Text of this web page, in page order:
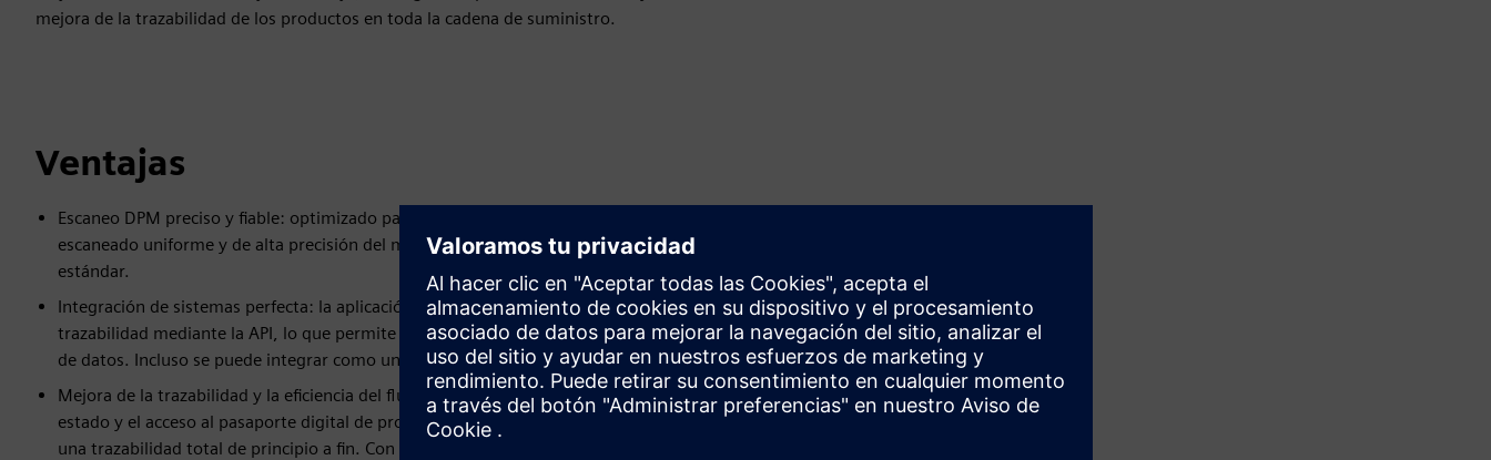
mejora de la trazabilidad de los productos en toda la cadena de suministro.
Ventajas
Escaneo DPM preciso y fiable: optimizado para superficies y entornos difíciles, el DPM Scan Pro garantiza un
escaneado uniforme y de alta precisión del marcado directo de las piezas con teléfonos inteligentes y tabletas móviles
estándar.
Integración de sistemas perfecta: la aplicación se integra sin esfuerzo con el ERP, el MES y otros sistemas de
trazabilidad mediante la API, lo que permite el flujo de datos en tiempo real y elimina los errores de entrada manual
de datos. Incluso se puede integrar como un escáner de códigos de barras habitual emulando un teclado.
Mejora de la trazabilidad y la eficiencia del flujo de trabajo: admite la serialización de piezas, las actualizaciones de
estado y el acceso al pasaporte digital de productos, lo que agiliza las operaciones, mejora el cumplimiento y permite
una trazabilidad total de principio a fin. Con solo escanear, los usuarios pueden llamar a servicios externos, como